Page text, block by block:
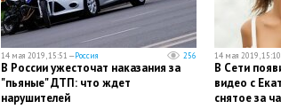
14 мая 2019, 15:51 —Россия 256
В России ужесточат наказания за
"пьяные" ДТП: что ждет
нарушителей
14 мая 2019,
В Сети
видео с
снятое за